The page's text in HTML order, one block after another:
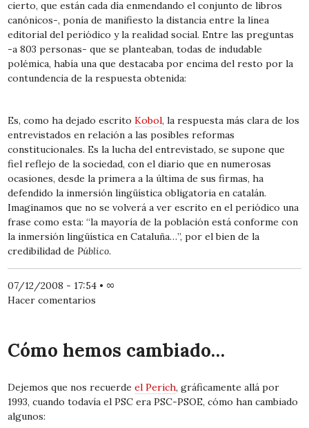
cierto, que están cada día enmendando el conjunto de libros
canónicos-, ponía de manifiesto la distancia entre la línea
editorial del periódico y la realidad social. Entre las preguntas
-a 803 personas- que se planteaban, todas de indudable
polémica, había una que destacaba por encima del resto por la
contundencia de la respuesta obtenida:
Es, como ha dejado escritoKobol, la respuesta más clara de los
entrevistados en relación a las posibles reformas
constitucionales. Es la lucha del entrevistado, se supone que
fiel reflejo de la sociedad, con el diario que en numerosas
ocasiones, desde la primera a la última de sus firmas, ha
defendido la inmersión lingüística obligatoria en catalán.
Imaginamos que no se volverá a ver escrito en el periódico una
frase como esta: “la mayoría de la población está conforme con
la inmersión lingüística en Cataluña…”, por el bien de la
credibilidad dePúblico.
07/12/2008 - 17:54 • ∞
Hacer comentarios
Cómo hemos cambiado…
Dejemos que nos recuerdeel Perich, gráficamente allá por
1993, cuando todavía el PSC era PSC-PSOE, cómo han cambiado
algunos: